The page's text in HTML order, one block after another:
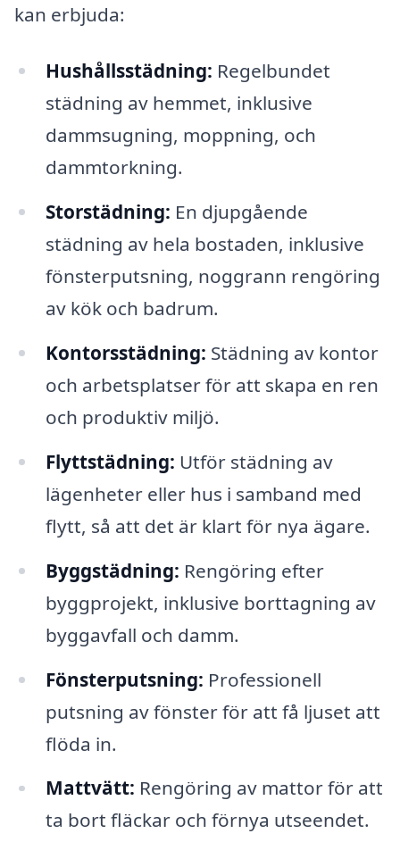
kan erbjuda:
Hushållsstädning: Regelbundet
städning av hemmet, inklusive
dammsugning, moppning, och
dammtorkning.
Storstädning: En djupgående
städning av hela bostaden, inklusive
fönsterputsning, noggrann rengöring
av kök och badrum.
Kontorsstädning: Städning av kontor
och arbetsplatser för att skapa en ren
och produktiv miljö.
Flyttstädning: Utför städning av
lägenheter eller hus i samband med
flytt, så att det är klart för nya ägare.
Byggstädning: Rengöring efter
byggprojekt, inklusive borttagning av
byggavfall och damm.
Fönsterputsning: Professionell
putsning av fönster för att få ljuset att
flöda in.
Mattvätt: Rengöring av mattor för att
ta bort fläckar och förnya utseendet.